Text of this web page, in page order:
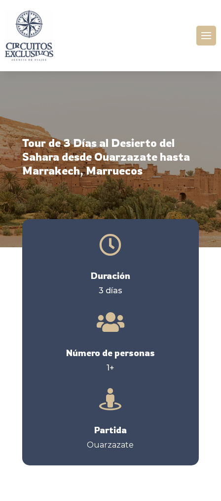
Tour de 3 Días al Desierto del
Sahara desde Ouarzazate hasta
Marrakech, Marruecos

Duración
3 días

Número de personas
1+

Partida
Ouarzazate